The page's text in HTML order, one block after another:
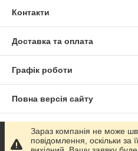
Контакти
Доставка та оплата
Графік роботи
Повна версія сайту
Сайт створено на
Зараз компанія не може
повідомлення, оскільки за